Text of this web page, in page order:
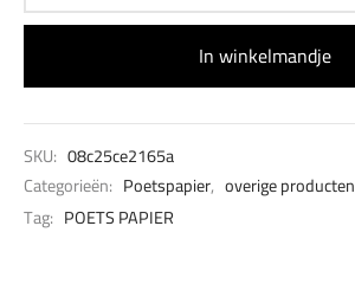
In winkelmandje
SKU: 08c25ce2165a
Categorieën: Poetspapier, overige producten
Tag: POETS PAPIER